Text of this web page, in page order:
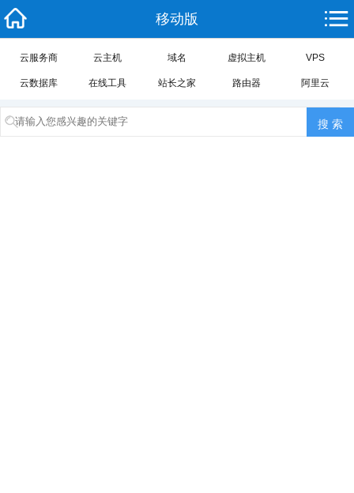
移动版
云服务商 云主机 域名 虚拟主机 VPS
云数据库 在线工具 站长之家 路由器 阿里云